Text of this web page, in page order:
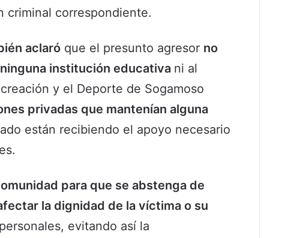
criminal correspondiente.
aclaró que el presunto agresor no
institución educativa ni al
y el Deporte de Sogamoso
privadas que mantenían alguna
están recibiendo el apoyo necesario
para que se abstenga de
la dignidad de la víctima o su
evitando así la